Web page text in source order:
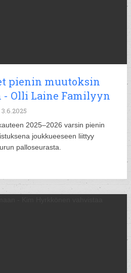
pienin muutoksin
- Olli Laine Familyyn
3.6.2025
2025–2026 varsin pienin
joukkueeseen liittyy
palloseurasta.